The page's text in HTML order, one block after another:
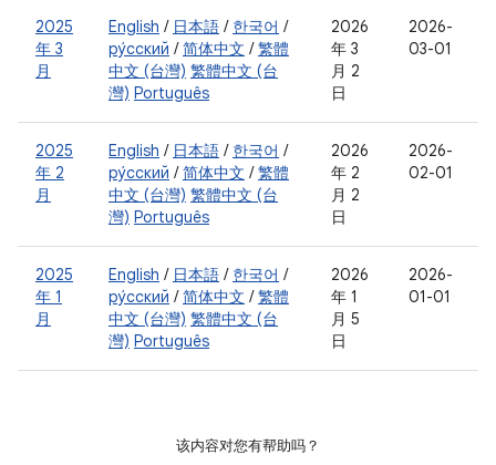
2025
年 3
月
English / 日本語 / 한국어 /
ру́сский /简体中文 /繁體
中文 (台灣) 繁體中文 (台
灣) Português
2026
年 3
月 2
日
2026-
03-01
2025
年 2
月
English / 日本語 / 한국어 /
ру́сский /简体中文 /繁體
中文 (台灣) 繁體中文 (台
灣) Português
2026
年 2
月 2
日
2026-
02-01
2025
年 1
月
English / 日本語 / 한국어 /
ру́сский /简体中文 /繁體
中文 (台灣) 繁體中文 (台
灣) Português
2026
年 1
月 5
日
2026-
01-01
该内容对您有帮助吗？